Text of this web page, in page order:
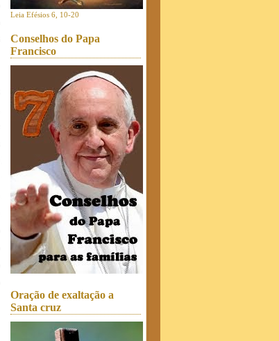
Leia Efésios 6, 10-20
Conselhos do Papa
Francisco
Oração de exaltação a
Santa cruz